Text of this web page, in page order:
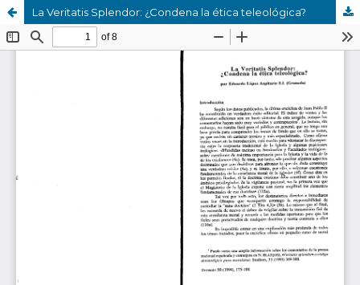
La Veritatis Splendor: ¿Condena la ética teleológica?